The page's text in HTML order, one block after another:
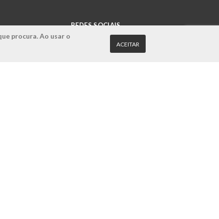
REDES SOCIAIS
procura. Ao usar o
ACEITAR